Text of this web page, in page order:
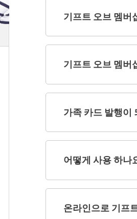
기프트 오브 멤버
기프트 오브 멤버
가족 카드 발행이
어떻게 사용 하나
온라인으로 기프